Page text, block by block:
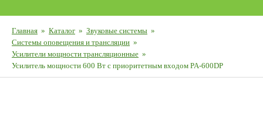
Главная » Каталог » Звуковые системы »
Системы оповещения и трансляции »
Усилители мощности трансляционные »
Усилитель мощности 600 Вт с приоритетным входом PA-600DP